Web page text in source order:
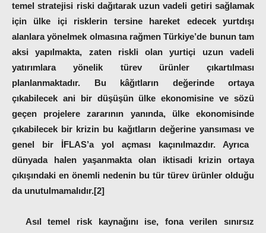
temel stratejisi riski dağıtarak uzun vadeli getiri sağlamak
için ülke içi risklerin tersine hareket edecek yurtdışı
alanlara yönelmek olmasına rağmen Türkiye’de bunun tam
aksi yapılmakta, zaten riskli olan yurtiçi uzun vadeli
yatırımlara yönelik türev ürünler çıkartılması
planlanmaktadır. Bu kâğıtların değerinde ortaya
çıkabilecek ani bir düşüşün ülke ekonomisine ve sözü
geçen projelere zararının yanında, ülke ekonomisinde
çıkabilecek bir krizin bu kağıtların değerine yansıması ve
genel bir İFLAS’a yol açması kaçınılmazdır. Ayrıca
dünyada halen yaşanmakta olan iktisadi krizin ortaya
çıkışındaki en önemli nedenin bu tür türev ürünler olduğu
da unutulmamalıdır.[2]
Asıl temel risk kaynağını ise, fona verilen sınırsız